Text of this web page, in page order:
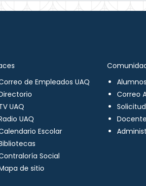
de Empleados UAQ
UAQ
UAQ
Escolar
Social
de sitio
Alumnos
Correo